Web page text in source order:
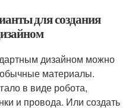
для создания
дизайном можно
материалы.
в виде робота,
и провода. Или создать